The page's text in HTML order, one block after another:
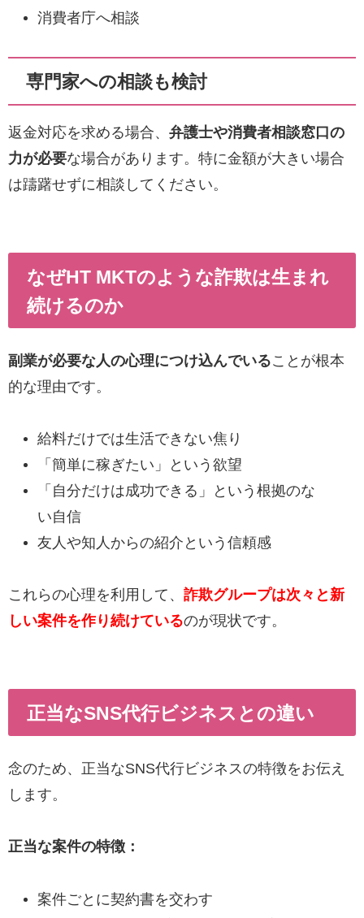
消費者庁へ相談
専門家への相談も検討
返金対応を求める場合、 弁護士や消費者相談窓口の
力が必要な場合があります。特に金額が大きい場合
は躊躇せずに相談してください。
なぜHT MKTのような詐欺は生まれ
続けるのか
副業が必要な人の心理につけ込んでいることが根本
的な理由です。
給料だけでは生活できない焦り
「簡単に稼ぎたい」という欲望
「自分だけは成功できる」という根拠のな
い自信
友人や知人からの紹介という信頼感
これらの心理を利用して、 詐欺グループは次々と新
しい案件を作り続けているのが現状です。
正当なSNS代行ビジネスとの違い
念のため、正当なSNS代行ビジネスの特徴をお伝え
します。
正当な案件の特徴：
案件ごとに契約書を交わす